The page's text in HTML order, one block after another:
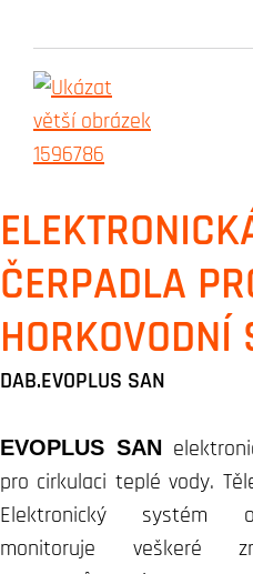
ČERPADLA
HORKOVODNÍ
DAB.EVOPLUS SAN
EVOPLUS SAN
pro cirkulaci teplé vody.
Elektronický systém
monitoruje veškeré